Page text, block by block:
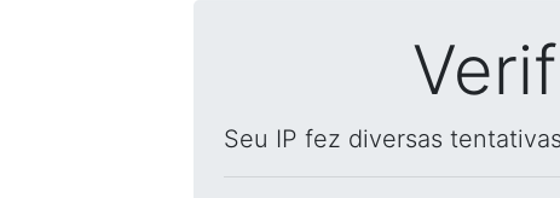
Seu IP fez diversas